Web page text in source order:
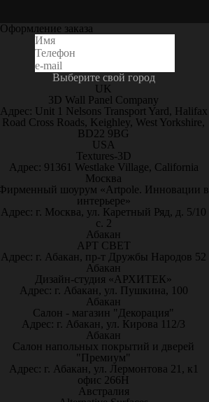
Оформление заказа
Выберите свой город
UK
3D Wall Panel Company
Адрес: Unit 1 Nelsons Transport Yard, Halifax
Road Cross Roads, Keighley, West Yorkshire,
BD22 9BG
USA
Textures-3D
Адрес: 91361 Westlake Village, California
Москва
шоурум «Artpole. Инновации в
интерьере»
Адрес: г. Москва, ул. Каретный Ряд, д. 5/10
с. 2
Абакан
АРТ СВЕТ
Адрес: г. Абакан, пр-т Дружбы Народов 52
Абакан
Дизайн-студия «АРХИТЕК»
Адрес: г. Абакан, ул. Пушкина, 100
Абакан
Салон - магазин "Декорация"
Адрес: г. Абакан, ул. Кирова 112/3
Абакан
Салон напольных покрытий и дверей
"Премиум"
Адрес: г. Абакан, ул. Лермонтова 21, к1
офис 266Н
Австралия